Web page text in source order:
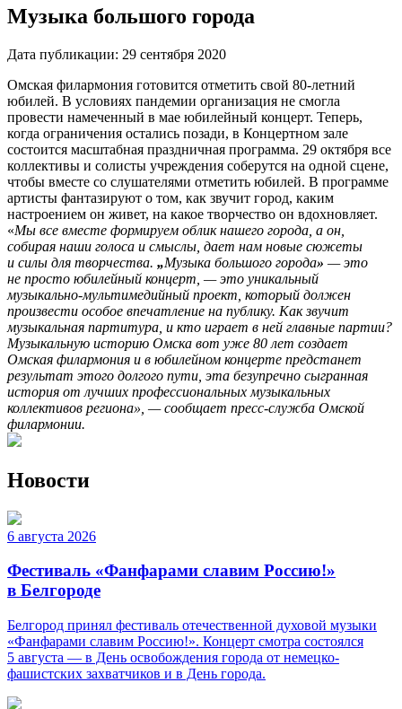
Музыка большого города
Дата публикации: 29 сентября 2020
Омская филармония готовится отметить свой 80-летний
юбилей. В условиях пандемии организация не смогла
провести намеченный в мае юбилейный концерт. Теперь,
когда ограничения остались позади, в Концертном зале
состоится масштабная праздничная программа. 29 октября все
коллективы и солисты учреждения соберутся на одной сцене,
чтобы вместе со слушателями отметить юбилей. В программе
артисты фантазируют о том, как звучит город, каким
настроением он живет, на какое творчество он вдохновляет.
«Мы все вместе формируем облик нашего города, а он,
собирая наши голоса и смыслы, дает нам новые сюжеты
и силы для творчества. „Музыка большого города» — это
не просто юбилейный концерт, — это уникальный
музыкально-мультимедийный проект, который должен
произвести особое впечатление на публику. Как звучит
музыкальная партитура, и кто играет в ней главные партии?
Музыкальную историю Омска вот уже 80 лет создает
Омская филармония и в юбилейном концерте предстанет
результат этого долгого пути, эта безупречно сыгранная
история от лучших профессиональных музыкальных
коллективов региона», — сообщает пресс-служба Омской
филармонии.
Новости
6 августа 2026
Фестиваль «Фанфарами славим Россию!»
в Белгороде
Белгород принял фестиваль отечественной духовой музыки
«Фанфарами славим Россию!». Концерт смотра состоялся
5 августа — в День освобождения города от немецко-
фашистских захватчиков и в День города.